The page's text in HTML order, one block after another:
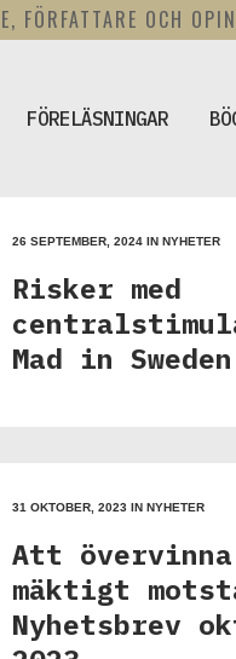
FÖRFATTARE OCH
FÖRELÄSNINGAR
26 SEPTEMBER, 2024 IN NYHETER
Risker med
Mad in Sweden
31 OKTOBER, 2023 IN NYHETER
Att övervinna
mäktigt
Nyhetsbrev